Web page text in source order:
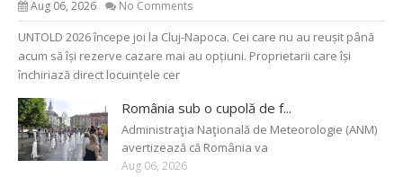
Aug 06, 2026 No Comments
UNTOLD 2026 începe joi la Cluj-Napoca. Cei care nu au reușit până
acum să își rezerve cazare mai au opțiuni. Proprietarii care își
închiriază direct locuințele cer
România sub o cupolă de f...
Administraţia Naţională de Meteorologie (ANM)
avertizează că România va
Aug 06, 2026